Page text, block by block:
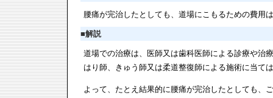
腰痛が完治したとしても、道場にこもるための費用
■解説
道場での治療は、医師又は歯科医師による診療や治
はり師、きゅう師又は柔道整復師による施術に当て
よって、たとえ結果的に腰痛が完治したとしても、